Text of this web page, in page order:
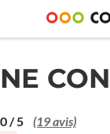
/ 5 (19 avis)